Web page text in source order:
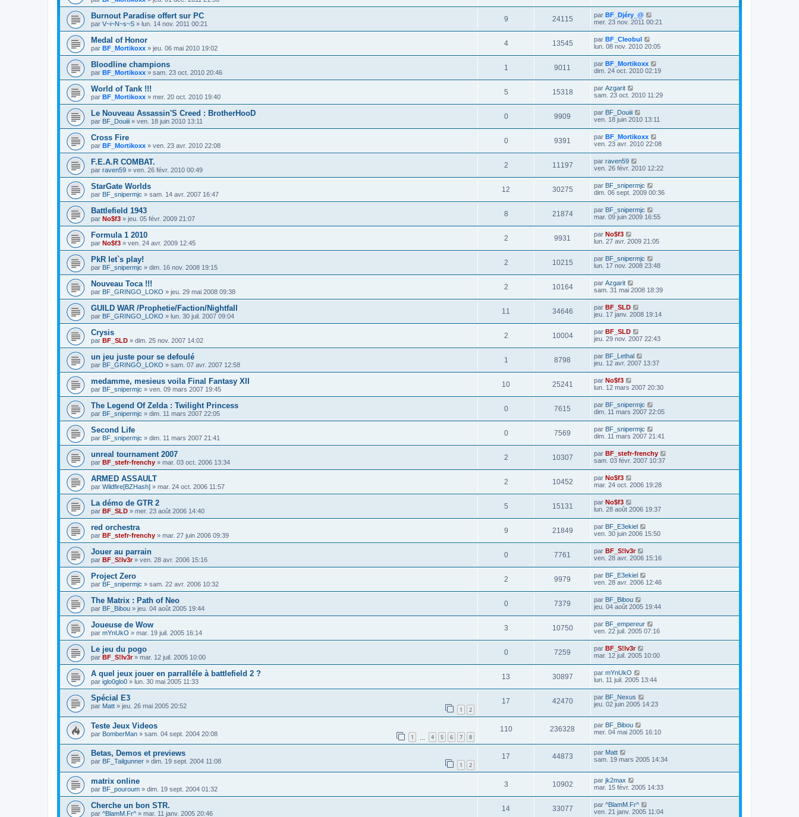
e
s
s
g
e
Burnout Paradise offert sur PC
par V~i~N~s~S » lun. 14 nov. 2011 00:21
9 24115 par BF_Djéry_@
mer. 23 nov. 2011 00:21
Medal of Honor
par BF_Mortikoxx » jeu. 06 mai 2010 19:02
4 13545 par BF_Cleobul
lun. 08 nov. 2010 20:05
Bloodline champions
par BF_Mortikoxx » sam. 23 oct. 2010 20:46
1 9011 par BF_Mortikoxx
dim. 24 oct. 2010 02:19
World of Tank !!!
par BF_Mortikoxx » mer. 20 oct. 2010 19:40
5 15318 par Azgarit
sam. 23 oct. 2010 11:29
Le Nouveau Assassin'S Creed : BrotherHooD
par BF_Douiii » ven. 18 juin 2010 13:11
0 9909 par BF_Douiii
ven. 18 juin 2010 13:11
Cross Fire
par BF_Mortikoxx » ven. 23 avr. 2010 22:08
0 9391 par BF_Mortikoxx
ven. 23 avr. 2010 22:08
F.E.A.R COMBAT.
par raven59 » ven. 26 févr. 2010 00:49
2 11197 par raven59
ven. 26 févr. 2010 12:22
StarGate Worlds
par BF_snipermjc » sam. 14 avr. 2007 16:47
12 30275 par BF_snipermjc
dim. 06 sept. 2009 00:36
Battlefield 1943
par No$f3 » jeu. 05 févr. 2009 21:07
8 21874 par BF_snipermjc
mar. 09 juin 2009 16:55
Formula 1 2010
par No$f3 » ven. 24 avr. 2009 12:45
2 9931 par No$f3
lun. 27 avr. 2009 21:05
PkR let`s play!
par BF_snipermjc » dim. 16 nov. 2008 19:15
2 10215 par BF_snipermjc
lun. 17 nov. 2008 23:48
Nouveau Toca !!!
par BF_GRINGO_LOKO » jeu. 29 mai 2008 09:38
2 10164 par Azgarit
sam. 31 mai 2008 18:39
GUILD WAR /Prophetie/Faction/Nightfall
par BF_GRINGO_LOKO » lun. 30 juil. 2007 09:04
11 34646 par BF_SLD
jeu. 17 janv. 2008 19:14
Crysis
par BF_SLD » dim. 25 nov. 2007 14:02
2 10004 par BF_SLD
jeu. 29 nov. 2007 22:43
un jeu juste pour se defoulé
par BF_GRINGO_LOKO » sam. 07 avr. 2007 12:58
1 8798 par BF_Lethal
jeu. 12 avr. 2007 13:37
medamme, mesieus voila Final Fantasy XII
par BF_snipermjc » ven. 09 mars 2007 19:45
10 25241 par No$f3
lun. 12 mars 2007 20:30
The Legend Of Zelda : Twilight Princess
par BF_snipermjc » dim. 11 mars 2007 22:05
0 7615 par BF_snipermjc
dim. 11 mars 2007 22:05
Second Life
par BF_snipermjc » dim. 11 mars 2007 21:41
0 7569 par BF_snipermjc
dim. 11 mars 2007 21:41
unreal tournament 2007
par BF_stefr-frenchy » mar. 03 oct. 2006 13:34
2 10307 par BF_stefr-frenchy
sam. 03 févr. 2007 10:37
ARMED ASSAULT
par Wildfire[BZHash] » mar. 24 oct. 2006 11:57
2 10452 par No$f3
mar. 24 oct. 2006 19:28
La démo de GTR 2
par BF_SLD » mer. 23 août 2006 14:40
5 15131 par No$f3
lun. 28 août 2006 19:37
red orchestra
par BF_stefr-frenchy » mar. 27 juin 2006 09:39
9 21849 par BF_E3ekiel
ven. 30 juin 2006 15:50
Jouer au parrain
par BF_S!lv3r» ven. 28 avr. 2006 15:16
0 7761 par BF_S!lv3r
ven. 28 avr. 2006 15:16
Project Zero
par BF_snipermjc » sam. 22 avr. 2006 10:32
2 9979 par BF_E3ekiel
ven. 28 avr. 2006 12:46
The Matrix : Path of Neo
par BF_Bibou » jeu. 04 août 2005 19:44
0 7379 par BF_Bibou
jeu. 04 août 2005 19:44
Joueuse de Wow
par mYnUkO » mar. 19 juil. 2005 16:14
3 10750 par BF_empereur
ven. 22 juil. 2005 07:16
Le jeu du pogo
par BF_S!lv3r» mar. 12 juil. 2005 10:00
0 7259 par BF_S!lv3r
mar. 12 juil. 2005 10:00
A quel jeux jouer en parralléle à battlefield 2 ?
par iglo0glo0 » lun. 30 mai 2005 11:33
13 30897 par mYnUkO
lun. 11 juil. 2005 13:44
Spécial E3
par Matt » jeu. 26 mai 2005 20:52 1 2
17 42470 par BF_Nexus
jeu. 02 juin 2005 14:23
Teste Jeux Videos
par BomberMan » sam. 04 sept. 2004 20:08 1 4 5 6 7 8
110 236328 par BF_Bibou
mer. 04 mai 2005 16:10
Betas, Demos et previews
par BF_Tailgunner » dim. 19 sept. 2004 11:08 1 2
17 44873 par Matt
sam. 19 mars 2005 14:34
matrix online
par BF_pouroum » dim. 19 sept. 2004 01:32
3 10902 par jk2max
mar. 15 févr. 2005 14:33
Cherche un bon STR.
par ^BlamM.Fr^ » mar. 11 janv. 2005 20:46
14 33077 par ^BlamM.Fr^
ven. 21 janv. 2005 11:04